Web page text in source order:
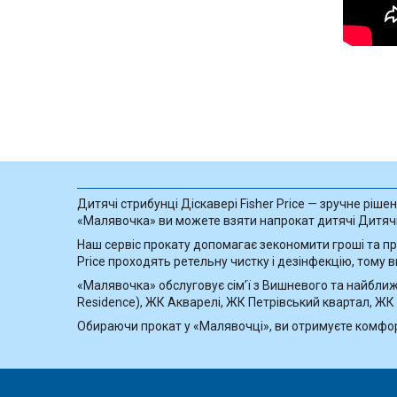
Дитячі стрибунці Діскавері Fisher Price — зручне
«Малявочка» ви можете взяти напрокат дитячі Дитячі
Наш сервіс прокату допомагає зекономити гроші та
Price проходять ретельну чистку і дезінфекцію, тому
«Малявочка» обслуговує сім’ї з Вишневого та
Residence), ЖК Акварелі, ЖК Петрівський квартал, ЖК
Обираючи прокат у «Малявочці», ви отримуєте